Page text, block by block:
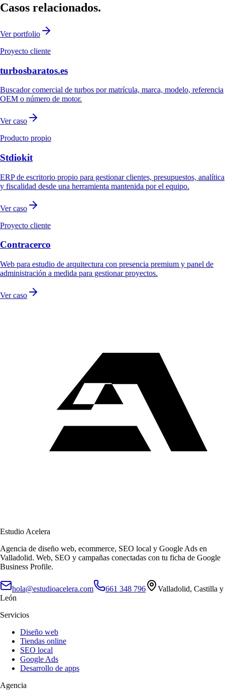
Casos relacionados.
Ver portfolio
Proyecto cliente
turbosbaratos.es
Buscador comercial de turbos por matrícula, marca, modelo, referencia
OEM o número de motor.
Ver caso
Producto propio
Stdiokit
ERP de escritorio propio para gestionar clientes, presupuestos, analítica
y fiscalidad desde una herramienta mantenida por el equipo.
Ver caso
Proyecto cliente
Contracerco
Web para estudio de arquitectura con presencia premium y panel de
administración a medida para gestionar proyectos.
Ver caso
Estudio Acelera
Agencia de diseño web, ecommerce, SEO local y Google Ads en
Valladolid. Web, SEO y campañas conectadas con tu ficha de Google
Business Profile.
hola@estudioacelera.com 661 348 796 Valladolid, Castilla y
León
Servicios
Diseño web
Tiendas online
SEO local
Google Ads
Desarrollo de apps
Agencia